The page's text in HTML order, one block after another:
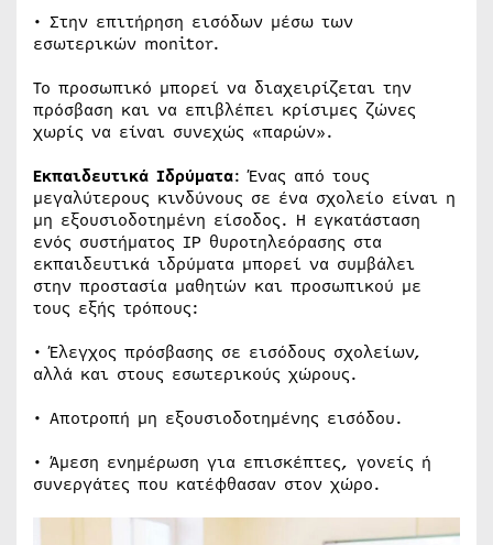
• Στην επιτήρηση εισόδων μέσω των
εσωτερικών monitor.
Το προσωπικό μπορεί να διαχειρίζεται την
πρόσβαση και να επιβλέπει κρίσιμες ζώνες
χωρίς να είναι συνεχώς «παρών».
Εκπαιδευτικά Ιδρύματα: Ένας από τους
μεγαλύτερους κινδύνους σε ένα σχολείο είναι η
μη εξουσιοδοτημένη είσοδος. Η εγκατάσταση
ενός συστήματος IP θυροτηλεόρασης στα
εκπαιδευτικά ιδρύματα μπορεί να συμβάλει
στην προστασία μαθητών και προσωπικού με
τους εξής τρόπους:
• Έλεγχος πρόσβασης σε εισόδους σχολείων,
αλλά και στους εσωτερικούς χώρους.
• Αποτροπή μη εξουσιοδοτημένης εισόδου.
• Άμεση ενημέρωση για επισκέπτες, γονείς ή
συνεργάτες που κατέφθασαν στον χώρο.